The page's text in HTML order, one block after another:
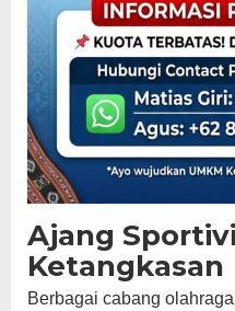
Ajang
Ketangkasan
Berbagai cabang